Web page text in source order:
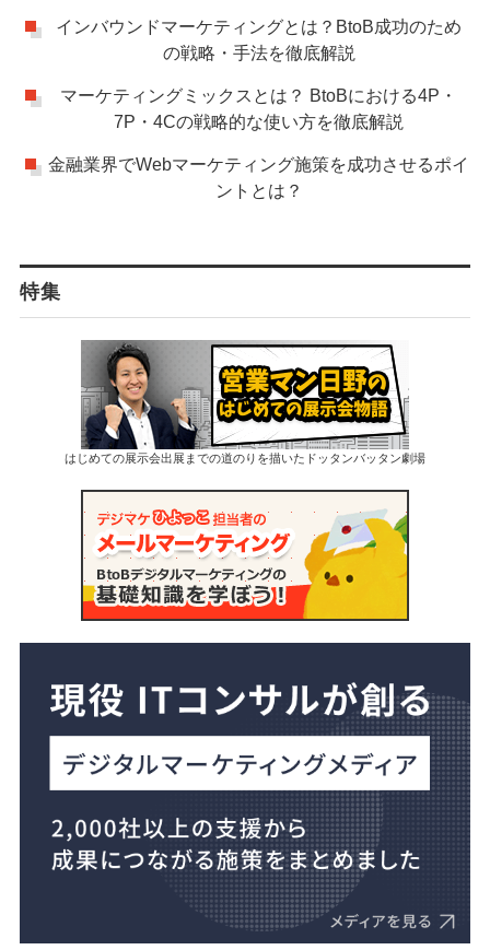
インバウンドマーケティングとは？BtoB成功のため
の戦略・手法を徹底解説
マーケティングミックスとは？ BtoBにおける4P・
7P・4Cの戦略的な使い方を徹底解説
金融業界でWebマーケティング施策を成功させるポイ
ントとは？
特集
はじめての展示会出展までの道のりを描いたドッタンバッタン劇場